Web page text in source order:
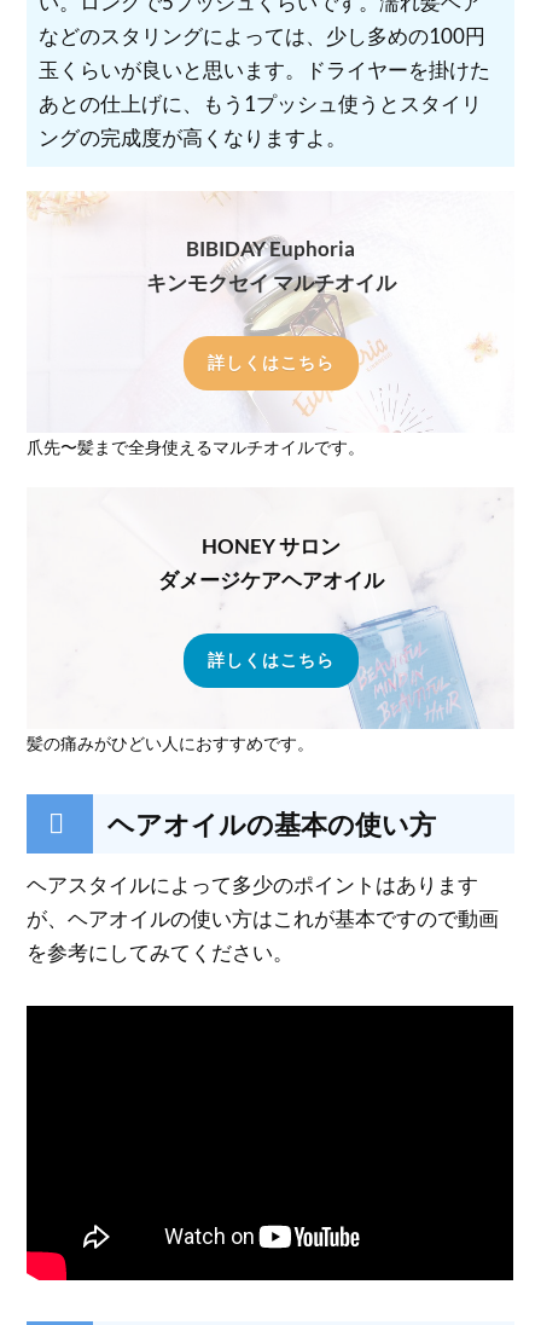
などのスタリングによっては、少し多めの100円
玉くらいが良いと思います。ドライヤーを掛けた
あとの仕上げに、もう1プッシュ使うとスタイリ
ングの完成度が高くなりますよ。
BIBIDAY Euphoria
キンモクセイ マルチオイル
詳しくはこちら
爪先〜髪まで全身使えるマルチオイルです。
HONEY サロン
ダメージケアヘアオイル
詳しくはこちら
髪の痛みがひどい人におすすめです。
ヘアオイルの基本の使い方
ヘアスタイルによって多少のポイントはあります
が、ヘアオイルの使い方はこれが基本ですので動画
を参考にしてみてください。